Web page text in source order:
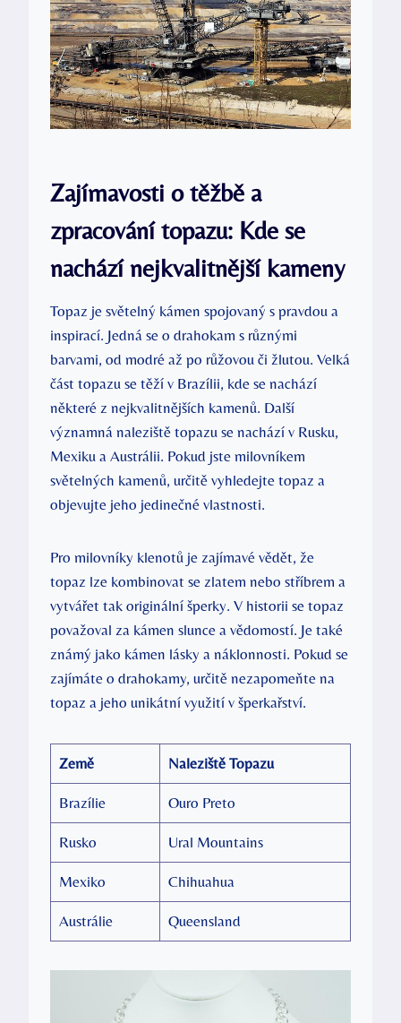
Zajímavosti o těžbě a
zpracování topazu: Kde se
nachází nejkvalitnější kameny
Topaz je světelný kámen spojovaný s pravdou a
inspirací. Jedná se o drahokam s různými
barvami, od modré až po růžovou či žlutou. Velká
část topazu se těží v Brazílii, kde se nachází
některé z nejkvalitnějších kamenů. Další
významná naleziště topazu se nachází v Rusku,
Mexiku a Austrálii. Pokud jste milovníkem
světelných kamenů, určitě vyhledejte topaz a
objevujte jeho jedinečné vlastnosti.
Pro milovníky klenotů je zajímavé vědět, že
topaz lze kombinovat se zlatem nebo stříbrem a
vytvářet tak originální šperky. V historii se topaz
považoval za kámen slunce a vědomostí. Je také
známý jako kámen lásky a náklonnosti. Pokud se
zajímáte o drahokamy, určitě nezapomeňte na
topaz a jeho unikátní využití v šperkařství.
Země Naleziště Topazu
Brazílie Ouro Preto
Rusko Ural Mountains
Mexiko Chihuahua
Austrálie Queensland